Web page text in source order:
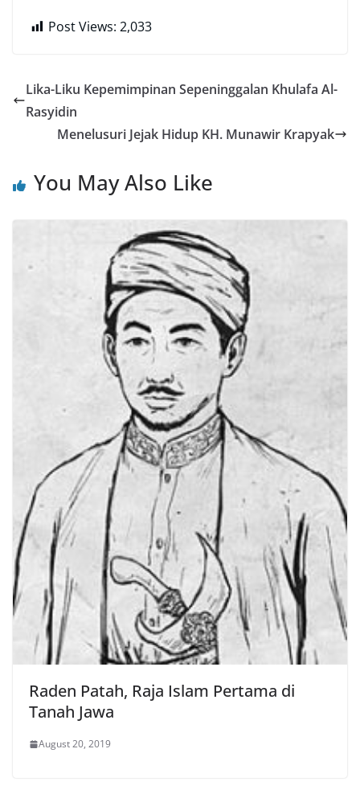
Post Views: 2,033
Lika-Liku Kepemimpinan Sepeninggalan Khulafa Al-
Rasyidin
Menelusuri Jejak Hidup KH. Munawir Krapyak
You May Also Like
Raden Patah, Raja Islam Pertama di
Tanah Jawa
August 20, 2019